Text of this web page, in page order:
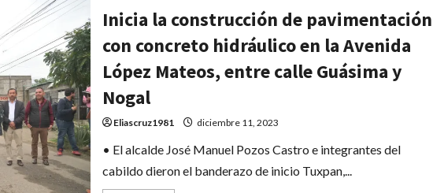
“Diosa
los
Atardeceres”,
estará
en
de
presidencia
de
Inicia la construcción de pavimentación
con concreto hidráulico en la Avenida
López Mateos, entre calle Guásima y
Nogal
Eliascruz1981 diciembre 11, 2023
• El alcalde José Manuel Pozos Castro e integrantes del
cabildo dieron el banderazo de inicio Tuxpan,...